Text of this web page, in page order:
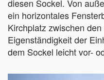
diesen Sockel. Von
ein horizontales
Kirchplatz zwischen
Eigenständigkeit der
dem Sockel leicht vor-